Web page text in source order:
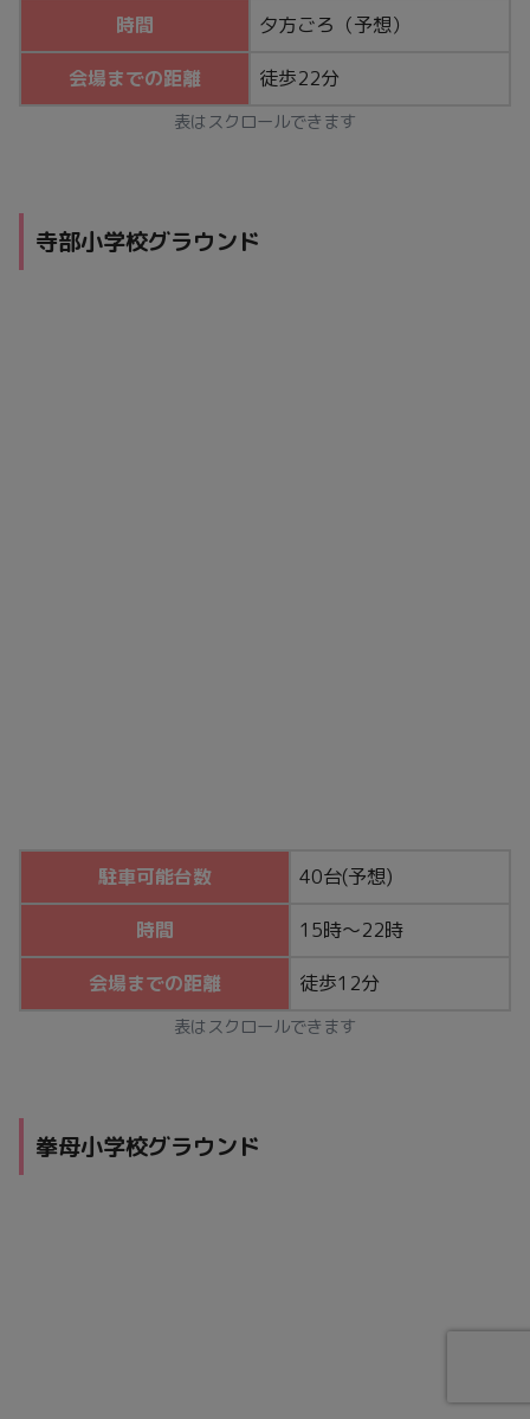
時間 夕方ごろ（予想）
会場までの距離 徒歩22分
表はスクロールできます
寺部小学校グラウンド
駐車可能台数 40台(予想)
時間 15時～22時
会場までの距離 徒歩12分
表はスクロールできます
拳母小学校グラウンド